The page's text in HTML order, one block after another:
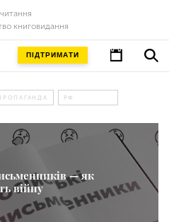
книговидання
ПІДТРИМАТИ
РФ
— як
війну